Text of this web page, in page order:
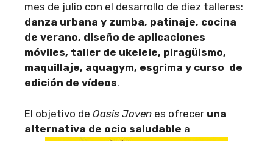
mes de julio con el desarrollo de diez talleres:
danza urbana y zumba, patinaje, cocina
de verano, diseño de aplicaciones
móviles, taller de ukelele, piragüismo,
maquillaje, aquagym, esgrima y curso de
edición de vídeos.
El objetivo de Oasis Joven es ofrecer una
alternativa de ocio saludable a